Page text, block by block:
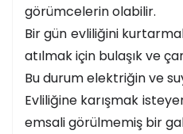
görümcelerin olabilir.
Bir gün evliliğini
atılmak için bulaşık ve
Bu durum elektriğin ve
Evliliğine karışmak
emsali görülmemiş bir